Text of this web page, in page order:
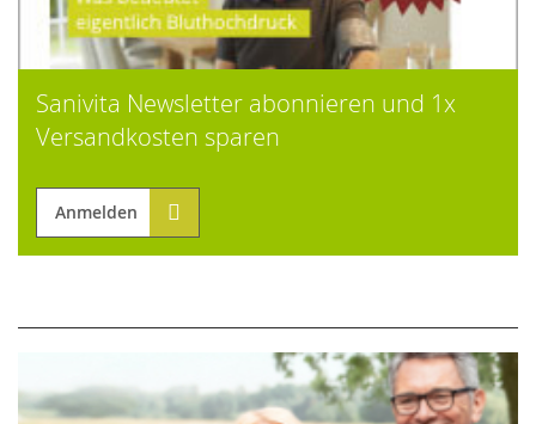
Sanivita Newsletter abonnieren und 1x
Versandkosten sparen
Anmelden